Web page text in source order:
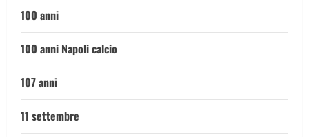
100 anni
100 anni Napoli calcio
107 anni
11 settembre